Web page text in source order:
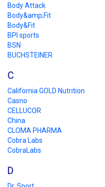
Body Attack
Body&amp;Fit
Body&Fit
BPI sports
BSN
BUCHSTEINER
C
California GOLD Nutrition
Casno
CELLUCOR
China
CLOMA PHARMA
Cobra Labs
CobraLabs
D